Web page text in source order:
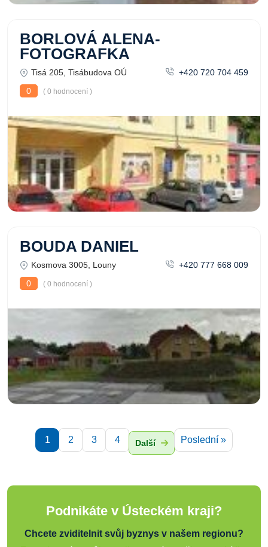
BORLOVÁ ALENA-
FOTOGRAFKA
Tisá 205, Tisábudova OÚ
+420 720 704 459
0
( 0 hodnocení )
BOUDA DANIEL
Kosmova 3005, Louny
+420 777 668 009
0
( 0 hodnocení )
1 2 3 4 Další Poslední »
Podnikáte v Ústeckém kraji?
Chcete zviditelnit svůj byznys v našem regionu?